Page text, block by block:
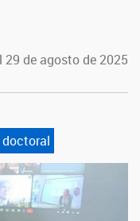
29 de agosto de 2025
doctoral